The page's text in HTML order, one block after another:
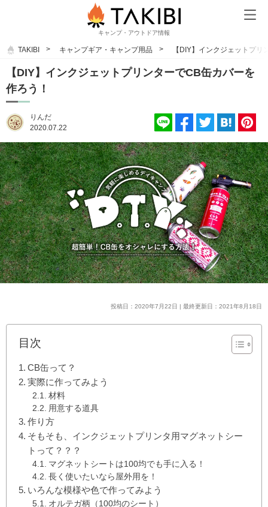
キャンプ・アウトドア情報
TAKIBI キャンプギア・キャンプ用品 【DIY】インクジェットプ
【DIY】インクジェットプリンターでCB缶カバーを
作ろう！
りんだ
2020.07.22
投稿日：2020年7月22日 | 最終更新日：2021年8月18日
目次
CB缶って？
実際に作ってみよう
材料
用意する道具
作り方
そもそも、インクジェットプリンタ用マグネットシー
トって？？？
マグネットシートは100均でも手に入る！
長く使いたいなら屋外用を！
いろんな模様や色で作ってみよう
オルテガ柄（100均のシート）